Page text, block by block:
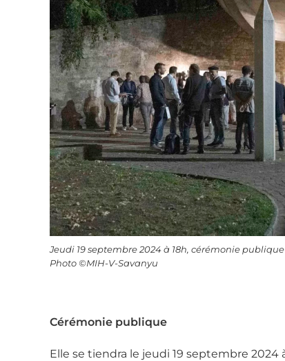
Jeudi 19 septembre 2024 à 18h, cérémonie
Photo ©MIH-V-Savanyu
Cérémonie publique
Elle se tiendra le jeudi 19 septembre 2024